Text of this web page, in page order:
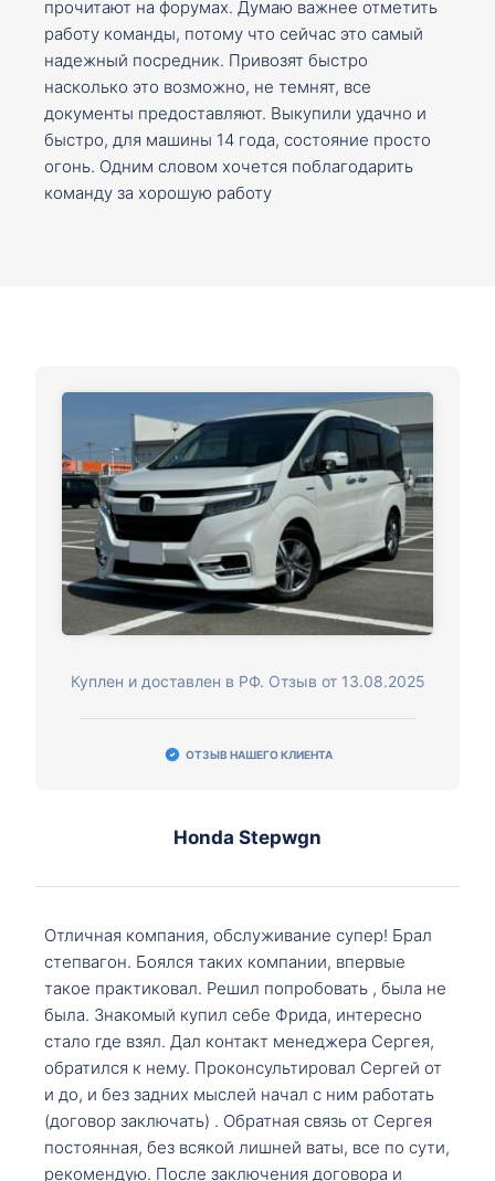
прочитают на форумах. Думаю важнее отметить
работу команды, потому что сейчас это самый
надежный посредник. Привозят быстро
насколько это возможно, не темнят, все
документы предоставляют. Выкупили удачно и
быстро, для машины 14 года, состояние просто
огонь. Одним словом хочется поблагодарить
команду за хорошую работу
Куплен и доставлен в РФ. Отзыв от 13.08.2025
ОТЗЫВ НАШЕГО КЛИЕНТА
Honda Stepwgn
Отличная компания, обслуживание супер! Брал
степвагон. Боялся таких компании, впервые
такое практиковал. Решил попробовать , была не
была. Знакомый купил себе Фрида, интересно
стало где взял. Дал контакт менеджера Сергея,
обратился к нему. Проконсультировал Сергей от
и до, и без задних мыслей начал с ним работать
(договор заключать) . Обратная связь от Сергея
постоянная, без всякой лишней ваты, все по сути,
рекомендую. После заключения договора и